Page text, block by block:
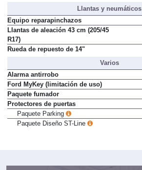
Llantas y neumáticos
Equipo reparapinchazos
Llantas de aleación 43 cm (205/45
R17)
Varios
Alarma antirrobo
Ford MyKey (limitación de uso)
Paquete fumador
Protectores de puertas
Paquete Parking